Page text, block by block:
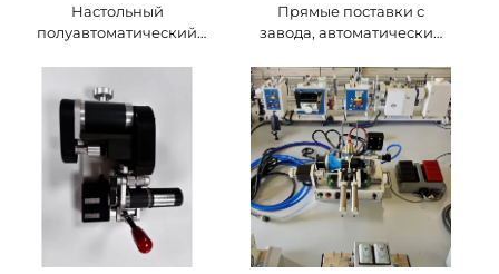
Настольный
полуавтоматический
экономичная
автоматическая
шлифовальная машина
по полиуретану с
основным двигателем для
шлифовки круглых
ремней из полиуретана и
ПВХ
Прямые поставки с
завода, автоматический
станок 220 В,
промышленное
оборудование для
обработки резины, для
шлифовки ремней из
полиуретана и ПВХ